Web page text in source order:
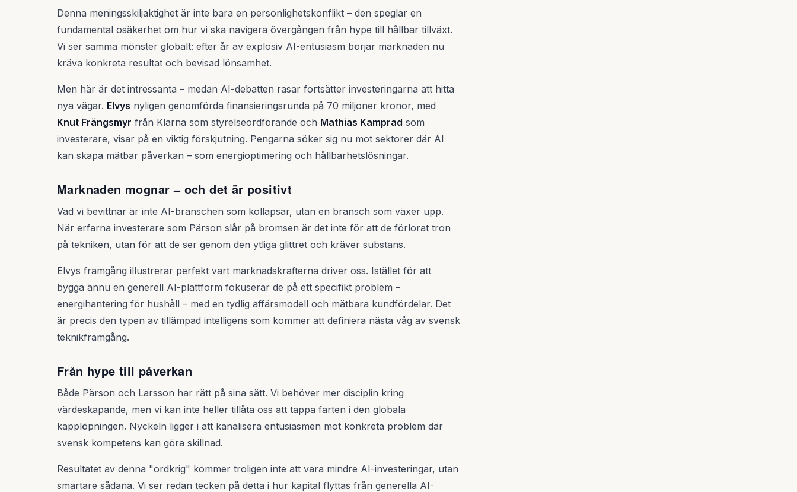
Denna meningsskiljaktighet är inte bara en personlighetskonflikt – den speglar en
fundamental osäkerhet om hur vi ska navigera övergången från hype till hållbar tillväxt.
Vi ser samma mönster globalt: efter år av explosiv AI-entusiasm börjar marknaden nu
kräva konkreta resultat och bevisad lönsamhet.
Men här är det intressanta – medan AI-debatten rasar fortsätter investeringarna att hitta
nya vägar. Elvys nyligen genomförda finansieringsrunda på 70 miljoner kronor, med
Knut Frängsmyr från Klarna som styrelseordförande och Mathias Kamprad som
investerare, visar på en viktig förskjutning. Pengarna söker sig nu mot sektorer där AI
kan skapa mätbar påverkan – som energioptimering och hållbarhetslösningar.
Marknaden mognar – och det är positivt
Vad vi bevittnar är inte AI-branschen som kollapsar, utan en bransch som växer upp.
När erfarna investerare som Pärson slår på bromsen är det inte för att de förlorat tron
på tekniken, utan för att de ser genom den ytliga glittret och kräver substans.
Elvys framgång illustrerar perfekt vart marknadskrafterna driver oss. Istället för att
bygga ännu en generell AI-plattform fokuserar de på ett specifikt problem –
energihantering för hushåll – med en tydlig affärsmodell och mätbara kundfördelar. Det
är precis den typen av tillämpad intelligens som kommer att definiera nästa våg av svensk
teknikframgång.
Från hype till påverkan
Både Pärson och Larsson har rätt på sina sätt. Vi behöver mer disciplin kring
värdeskapande, men vi kan inte heller tillåta oss att tappa farten i den globala
kapplöpningen. Nyckeln ligger i att kanalisera entusiasmen mot konkreta problem där
svensk kompetens kan göra skillnad.
Resultatet av denna "ordkrig" kommer troligen inte att vara mindre AI-investeringar, utan
smartare sådana. Vi ser redan tecken på detta i hur kapital flyttas från generella AI-